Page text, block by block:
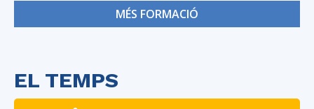
MÉS FORMACIÓ
EL TEMPS